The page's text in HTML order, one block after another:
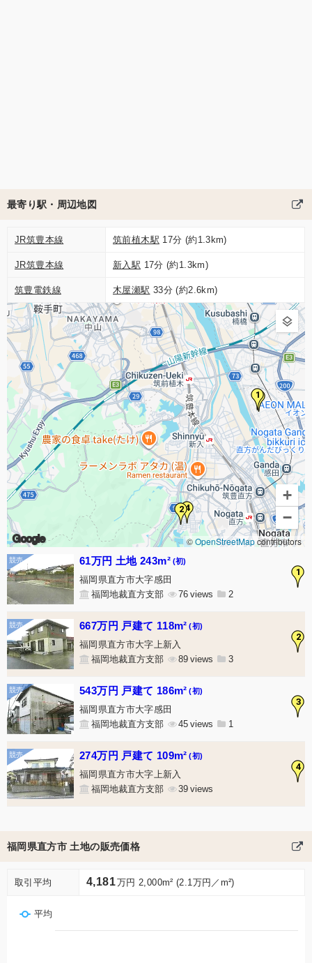
最寄り駅・周辺地図
JR筑豊本線 筑前植木駅 17分 (約1.3km)
JR筑豊本線 新入駅 17分 (約1.3km)
筑豊電鉄線 木屋瀬駅 33分 (約2.6km)
1
2
3
4
Google
+
−
©OpenStreetMapcontributors
1
61万円 土地 243m² (初)
福岡県直方市大字感田
福岡地裁直方支部
76 2
2
667万円 戸建て 118m² (初)
福岡県直方市大字上新入
福岡地裁直方支部
89 3
3
543万円 戸建て 186m² (初)
福岡県直方市大字感田
福岡地裁直方支部
45 1
4
274万円 戸建て 109m² (初)
福岡県直方市大字上新入
福岡地裁直方支部
39
福岡県直方市 土地の販売価格
取引平均 4,181万円 2,000m² (2.1万円／m²)
平均